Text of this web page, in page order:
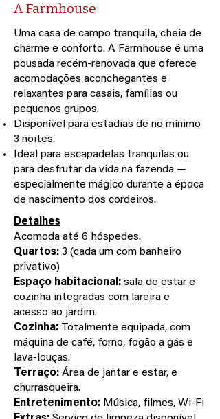
A Farmhouse
Uma casa de campo tranquila, cheia de
charme e conforto. A Farmhouse é uma
pousada recém-renovada que oferece
acomodações aconchegantes e
relaxantes para casais, famílias ou
pequenos grupos.
Disponível para estadias de no mínimo
3 noites.
Ideal para escapadelas tranquilas ou
para desfrutar da vida na fazenda —
especialmente mágico durante a época
de nascimento dos cordeiros.
Detalhes
Acomoda até 6 hóspedes.
Quartos: 3 (cada um com banheiro
privativo)
Espaço habitacional: sala de estar e
cozinha integradas com lareira e
acesso ao jardim.
Cozinha: Totalmente equipada, com
máquina de café, forno, fogão a gás e
lava-louças.
Terraço: Área de jantar e estar, e
churrasqueira.
Entretenimento: Música, filmes, Wi-Fi